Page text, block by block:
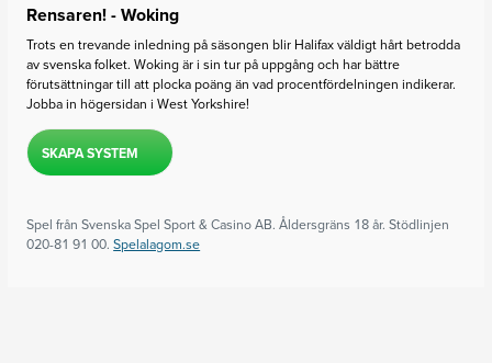
Rensaren! - Woking
Trots en trevande inledning på säsongen blir Halifax väldigt hårt betrodda
av svenska folket. Woking är i sin tur på uppgång och har bättre
förutsättningar till att plocka poäng än vad procentfördelningen indikerar.
Jobba in högersidan i West Yorkshire!
SKAPA SYSTEM
Spel från Svenska Spel Sport & Casino AB. Åldersgräns 18 år. Stödlinjen
020-81 91 00.Spelalagom.se